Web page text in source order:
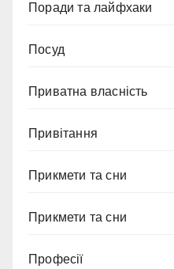
Поради та лайфхаки
Посуд
Приватна власність
Привітання
Прикмети та сни
Прикмети та сни
Професії